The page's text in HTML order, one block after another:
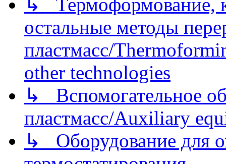
↳ Термоформование,
остальные методы
пластмасс/
other technologies
↳ Вспомогательное
пластмасс/Auxiliary
↳ Оборудование для